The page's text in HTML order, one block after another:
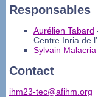
Responsables
Aurélien Tabard
Centre Inria de
Sylvain Malacria
Contact
ihm23-tec@afihm.org